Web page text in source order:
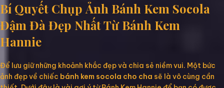
Bí Quyết Chụp Ảnh Bánh Kem Socola
Đậm Đà Đẹp Nhất Từ Bánh Kem
Hannie
Để lưu giữ những khoảnh khắc đẹp và chia sẻ niềm vui. Một bức
ảnh đẹp về chiếc bánh kem socola cho cha sẽ là vô cùng cần